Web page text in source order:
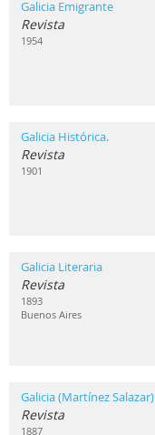
Galicia Emigrante
Revista
1954
Galicia Histórica.
Revista
1901
Galicia Literaria
Revista
1893
Buenos Aires
Galicia (Martínez Salazar)
Revista
1887